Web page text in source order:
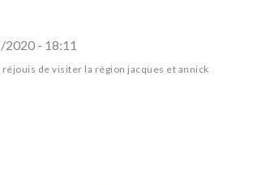
2020 - 18:11
réjouis de visiter la région jacques et annick